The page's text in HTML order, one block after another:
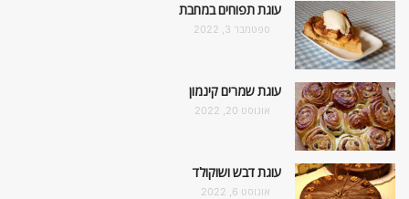
עוגת תפוחים במחבת
ספטמבר 3, 2022
עוגת שמרים קינמון
אוגוסט 20, 2022
עוגת דבש ושוקולד
אוגוסט 6, 2022